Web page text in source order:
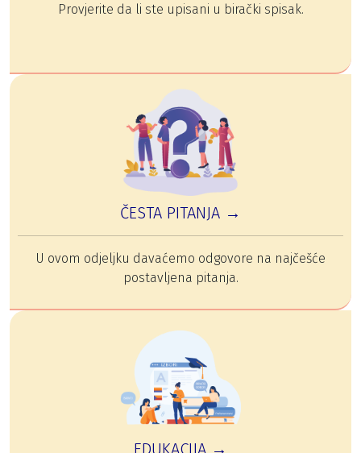
Provjerite da li ste upisani u birački spisak.
ČESTA PITANJA →
U ovom odjeljku davaćemo odgovore na najčešće
postavljena pitanja.
EDUKACIJA →